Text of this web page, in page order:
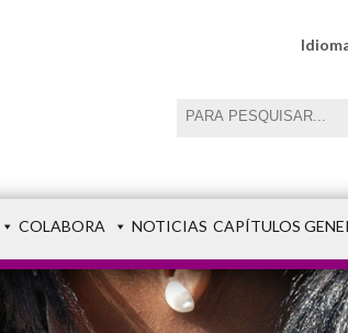
COLABORA NOTICIAS CAPÍTULOS